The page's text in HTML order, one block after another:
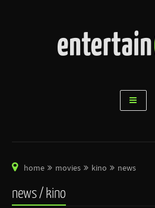
home movies kino news
news / kino